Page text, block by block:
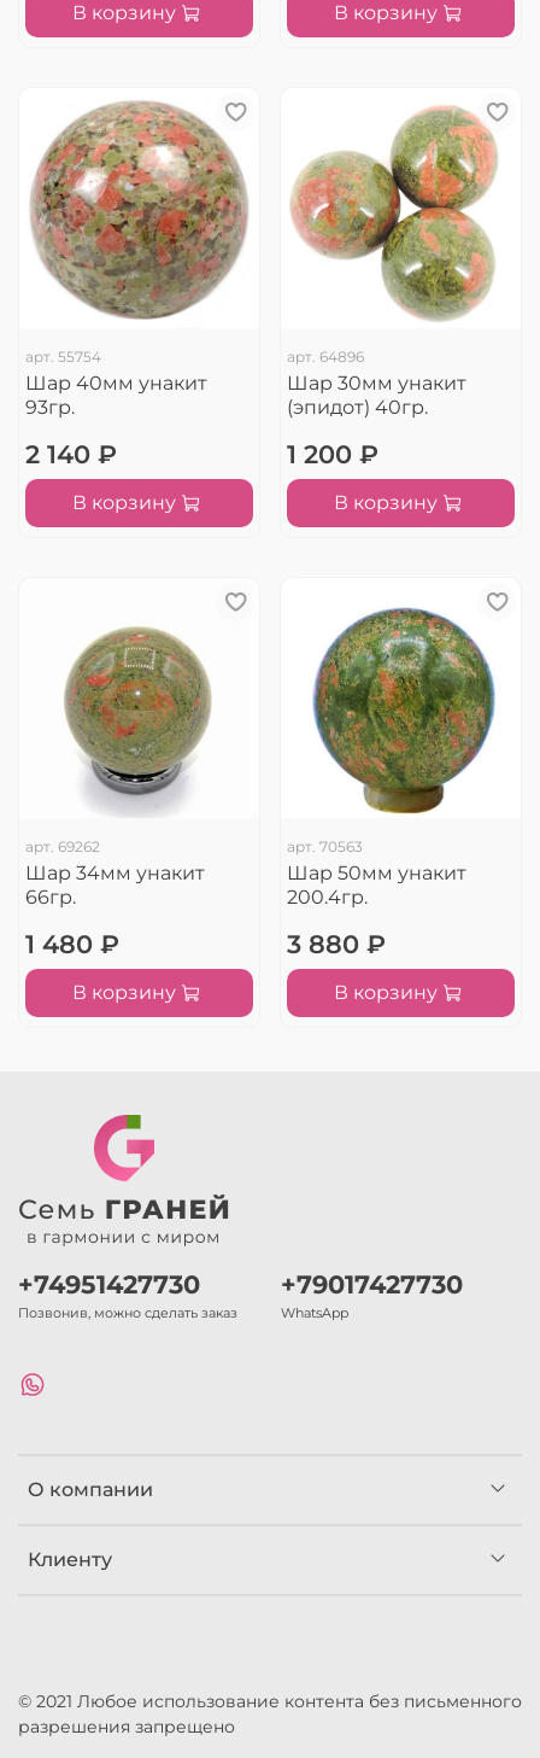
В корзину В корзину
арт. 55754
Шар 40мм унакит
93гр.
2 140 ₽
В корзину
арт. 64896
Шар 30мм унакит
(эпидот) 40гр.
1 200 ₽
В корзину
арт. 69262
Шар 34мм унакит
66гр.
1 480 ₽
В корзину
арт. 70563
Шар 50мм унакит
200.4гр.
3 880 ₽
В корзину
О компании
Клиенту
+74951427730
Позвонив, можно сделать заказ
+79017427730
WhatsApp
© 2021 Любое использование контента без письменного
разрешения запрещено